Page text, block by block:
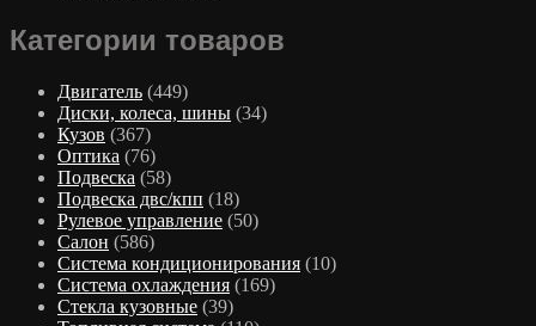
Категории товаров
Двигатель (449)
Диски, колеса, шины (34)
Кузов (367)
Оптика (76)
Подвеска (58)
Подвеска двс/кпп (18)
Рулевое управление (50)
Салон (586)
Система кондиционирования (10)
Система охлаждения (169)
Стекла кузовные (39)